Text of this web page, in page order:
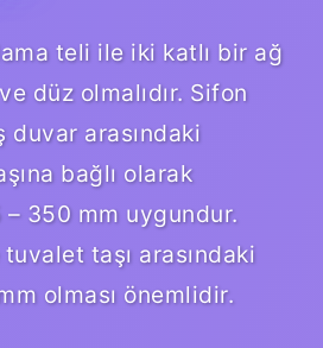
teli ile iki katlı bir ağ
düz olmalıdır. Sifon
arasındaki
bağlı olarak
350 mm uygundur.
taşı arasındaki
olması önemlidir.